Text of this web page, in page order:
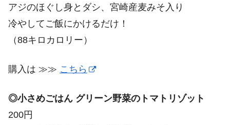
アジのほぐし身とダシ、宮崎産麦みそ入り
冷やしてご飯にかけるだけ！
（88キロカロリー）
購入は ≫≫ こちら
◎小さめごはん グリーン野菜のトマトリゾット
200円